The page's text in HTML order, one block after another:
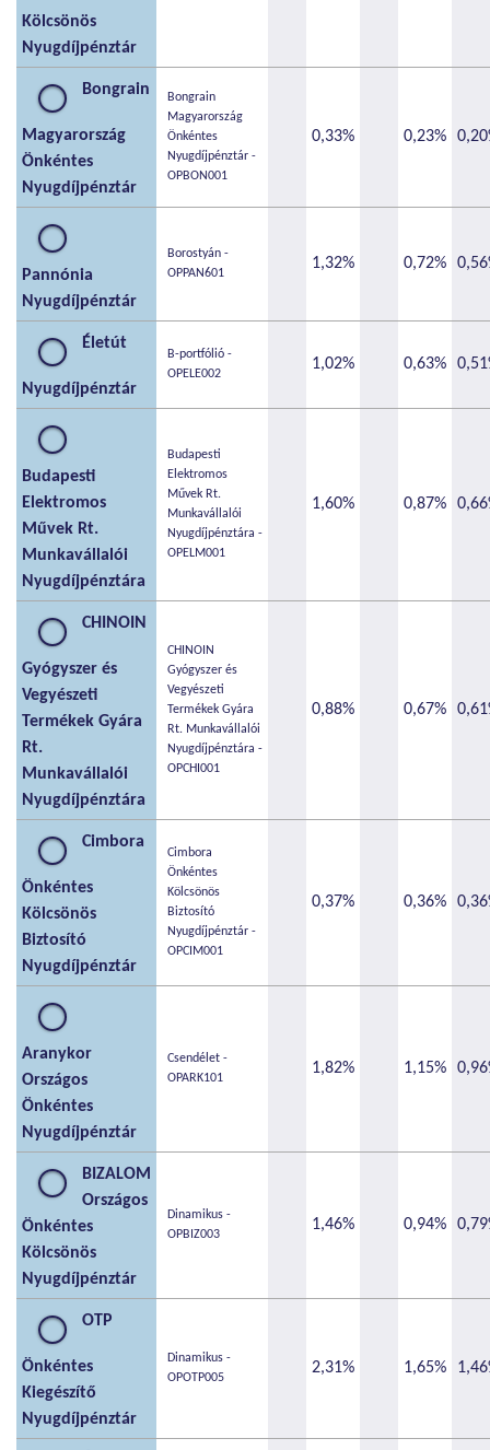
Kölcsönös
Nyugdíjpénztár
Bongrain
Magyarország
Önkéntes
Nyugdíjpénztár
Bongrain
Magyarország
Önkéntes
Nyugdíjpénztár -
OPBON001
0,33% 0,23%
Pannónia
Nyugdíjpénztár
Borostyán -
OPPAN601
1,32% 0,72%
Életút
Nyugdíjpénztár
B-portfólió -
OPELE002
1,02% 0,63%
Budapesti
Elektromos
Művek Rt.
Munkavállalói
Nyugdíjpénztára
Budapesti
Elektromos
Művek Rt.
Munkavállalói
Nyugdíjpénztára -
OPELM001
1,60% 0,87%
CHINOIN
Gyógyszer és
Vegyészeti
Termékek Gyára
Rt.
Munkavállalói
Nyugdíjpénztára
CHINOIN
Gyógyszer és
Vegyészeti
Termékek Gyára
Rt. Munkavállalói
Nyugdíjpénztára -
OPCHI001
0,88% 0,67%
Cimbora
Önkéntes
Kölcsönös
Biztosító
Nyugdíjpénztár
Cimbora
Önkéntes
Kölcsönös
Biztosító
Nyugdíjpénztár -
OPCIM001
0,37% 0,36%
Aranykor
Országos
Önkéntes
Nyugdíjpénztár
Csendélet -
OPARK101
1,82% 1,15%
BIZALOM
Országos
Önkéntes
Kölcsönös
Nyugdíjpénztár
Dinamikus -
OPBIZ003
1,46% 0,94%
OTP
Önkéntes
Kiegészítő
Nyugdíjpénztár
Dinamikus -
OPOTP005
2,31% 1,65%